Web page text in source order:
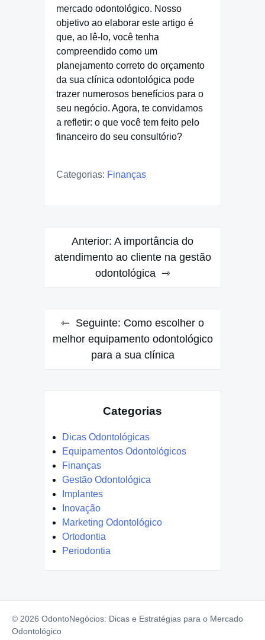
mercado odontológico. Nosso
objetivo ao elaborar este artigo é
que, ao lê-lo, você tenha
compreendido como um
planejamento correto do orçamento
da sua clínica odontológica pode
trazer numerosos benefícios para o
seu negócio. Agora, te convidamos
a refletir: o que você tem feito pelo
financeiro do seu consultório?
Categorias: Finanças
Navegação
de
Anterior: A importância do
atendimento ao cliente na gestão
odontológica
Seguinte: Como escolher o
melhor equipamento odontológico
para a sua clínica
Categorias
Dicas Odontológicas
Equipamentos Odontológicos
Finanças
Gestão Odontológica
Implantes
Inovação
Marketing Odontológico
Ortodontia
Periodontia
© 2026 OdontoNegócios: Dicas e Estratégias para o Mercado
Odontológico